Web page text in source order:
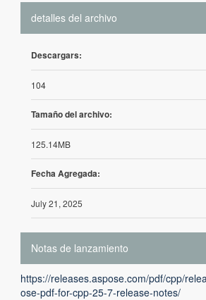
detalles del archivo
Descargars:
104
Tamaño del archivo:
125.14MB
Fecha Agregada:
July 21, 2025
Notas de lanzamiento
https://releases.aspose.com/pdf/cpp/
ose-pdf-for-cpp-25-7-release-notes/